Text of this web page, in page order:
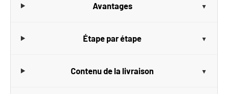
Avantages
Étape par étape
Contenu de la livraison